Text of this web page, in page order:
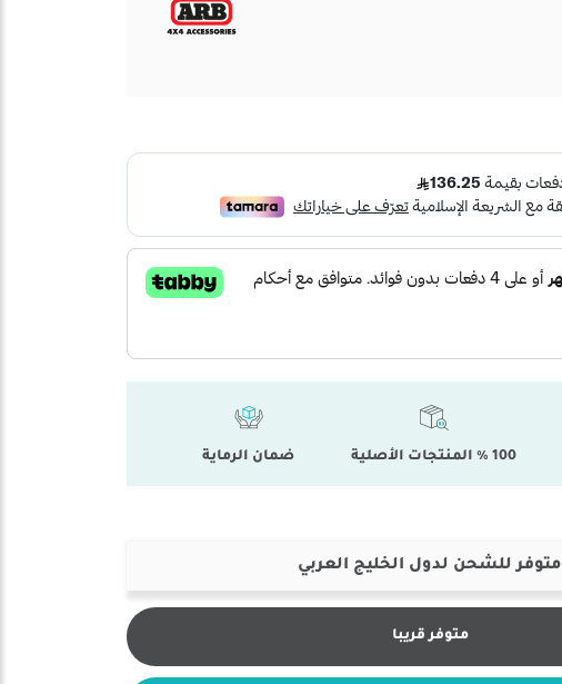
100 % المنتجات الأصلية ضمان الرماية
متوفر للشحن لدول الخليج العربي
متوفر قريبا